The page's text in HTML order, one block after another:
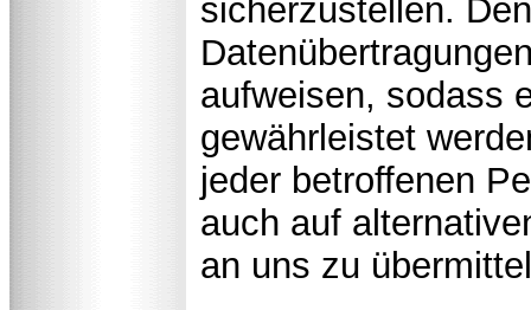
sicherzustellen.
aufweisen, sodass
gewährleistet
jeder betroffenen
auch auf
an uns zu